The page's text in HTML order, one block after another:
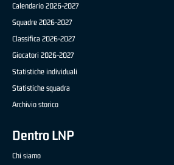
Calendario 2026-2027
Squadre 2026-2027
Classifica 2026-2027
Giocatori 2026-2027
Statistiche individuali
Statistiche squadra
Archivio storico
Dentro LNP
Chi siamo